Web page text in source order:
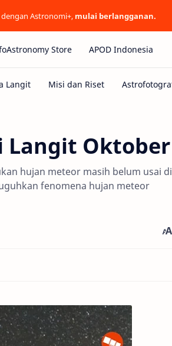
Astronomi+, mulai berlangganan.
Store APOD Indonesia
Langit Oktober
hujan meteor masih belum usai di
fenomena hujan meteor